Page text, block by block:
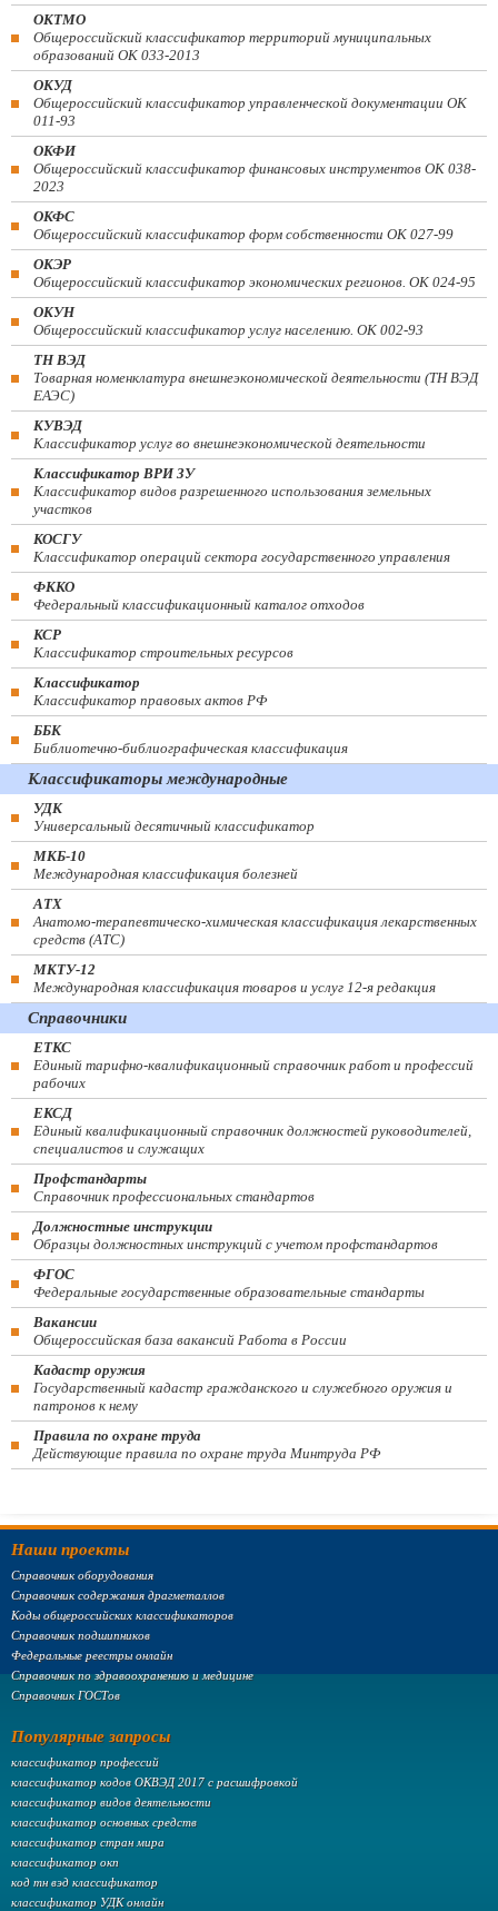
ОКТМО
Общероссийский классификатор территорий муниципальных
образований ОК 033-2013
ОКУД
Общероссийский классификатор управленческой документации ОК
011-93
ОКФИ
Общероссийский классификатор финансовых инструментов OK 038-
2023
ОКФС
Общероссийский классификатор форм собственности ОК 027-99
ОКЭР
Общероссийский классификатор экономических регионов. ОК 024-95
ОКУН
Общероссийский классификатор услуг населению. ОК 002-93
ТН ВЭД
Товарная номенклатура внешнеэкономической деятельности (ТН ВЭД
ЕАЭС)
КУВЭД
Классификатор услуг во внешнеэкономической деятельности
Классификатор ВРИ ЗУ
Классификатор видов разрешенного использования земельных
участков
КОСГУ
Классификатор операций сектора государственного управления
ФККО
Федеральный классификационный каталог отходов
КСР
Классификатор строительных ресурсов
Классификатор
Классификатор правовых актов РФ
ББК
Библиотечно-библиографическая классификация
Классификаторы международные
УДК
Универсальный десятичный классификатор
МКБ-10
Международная классификация болезней
АТХ
Анатомо-терапевтическо-химическая классификация лекарственных
средств (ATC)
МКТУ-12
Международная классификация товаров и услуг 12-я редакция
Справочники
ЕТКС
Единый тарифно-квалификационный справочник работ и профессий
рабочих
ЕКСД
Единый квалификационный справочник должностей руководителей,
специалистов и служащих
Профстандарты
Справочник профессиональных стандартов
Должностные инструкции
Образцы должностных инструкций с учетом профстандартов
ФГОС
Федеральные государственные образовательные стандарты
Вакансии
Общероссийская база вакансий Работа в России
Кадастр оружия
Государственный кадастр гражданского и служебного оружия и
патронов к нему
Правила по охране труда
Действующие правила по охране труда Минтруда РФ
Наши проекты
Справочник оборудования
Справочник содержания драгметаллов
Коды общероссийских классификаторов
Справочник подшипников
Федеральные реестры онлайн
Справочник по здравоохранению и медицине
Справочник ГОСТов
Популярные запросы
классификатор профессий
классификатор кодов ОКВЭД 2017 с расшифровкой
классификатор видов деятельности
классификатор основных средств
классификатор стран мира
классификатор окп
код тн вэд классификатор
классификатор УДК онлайн